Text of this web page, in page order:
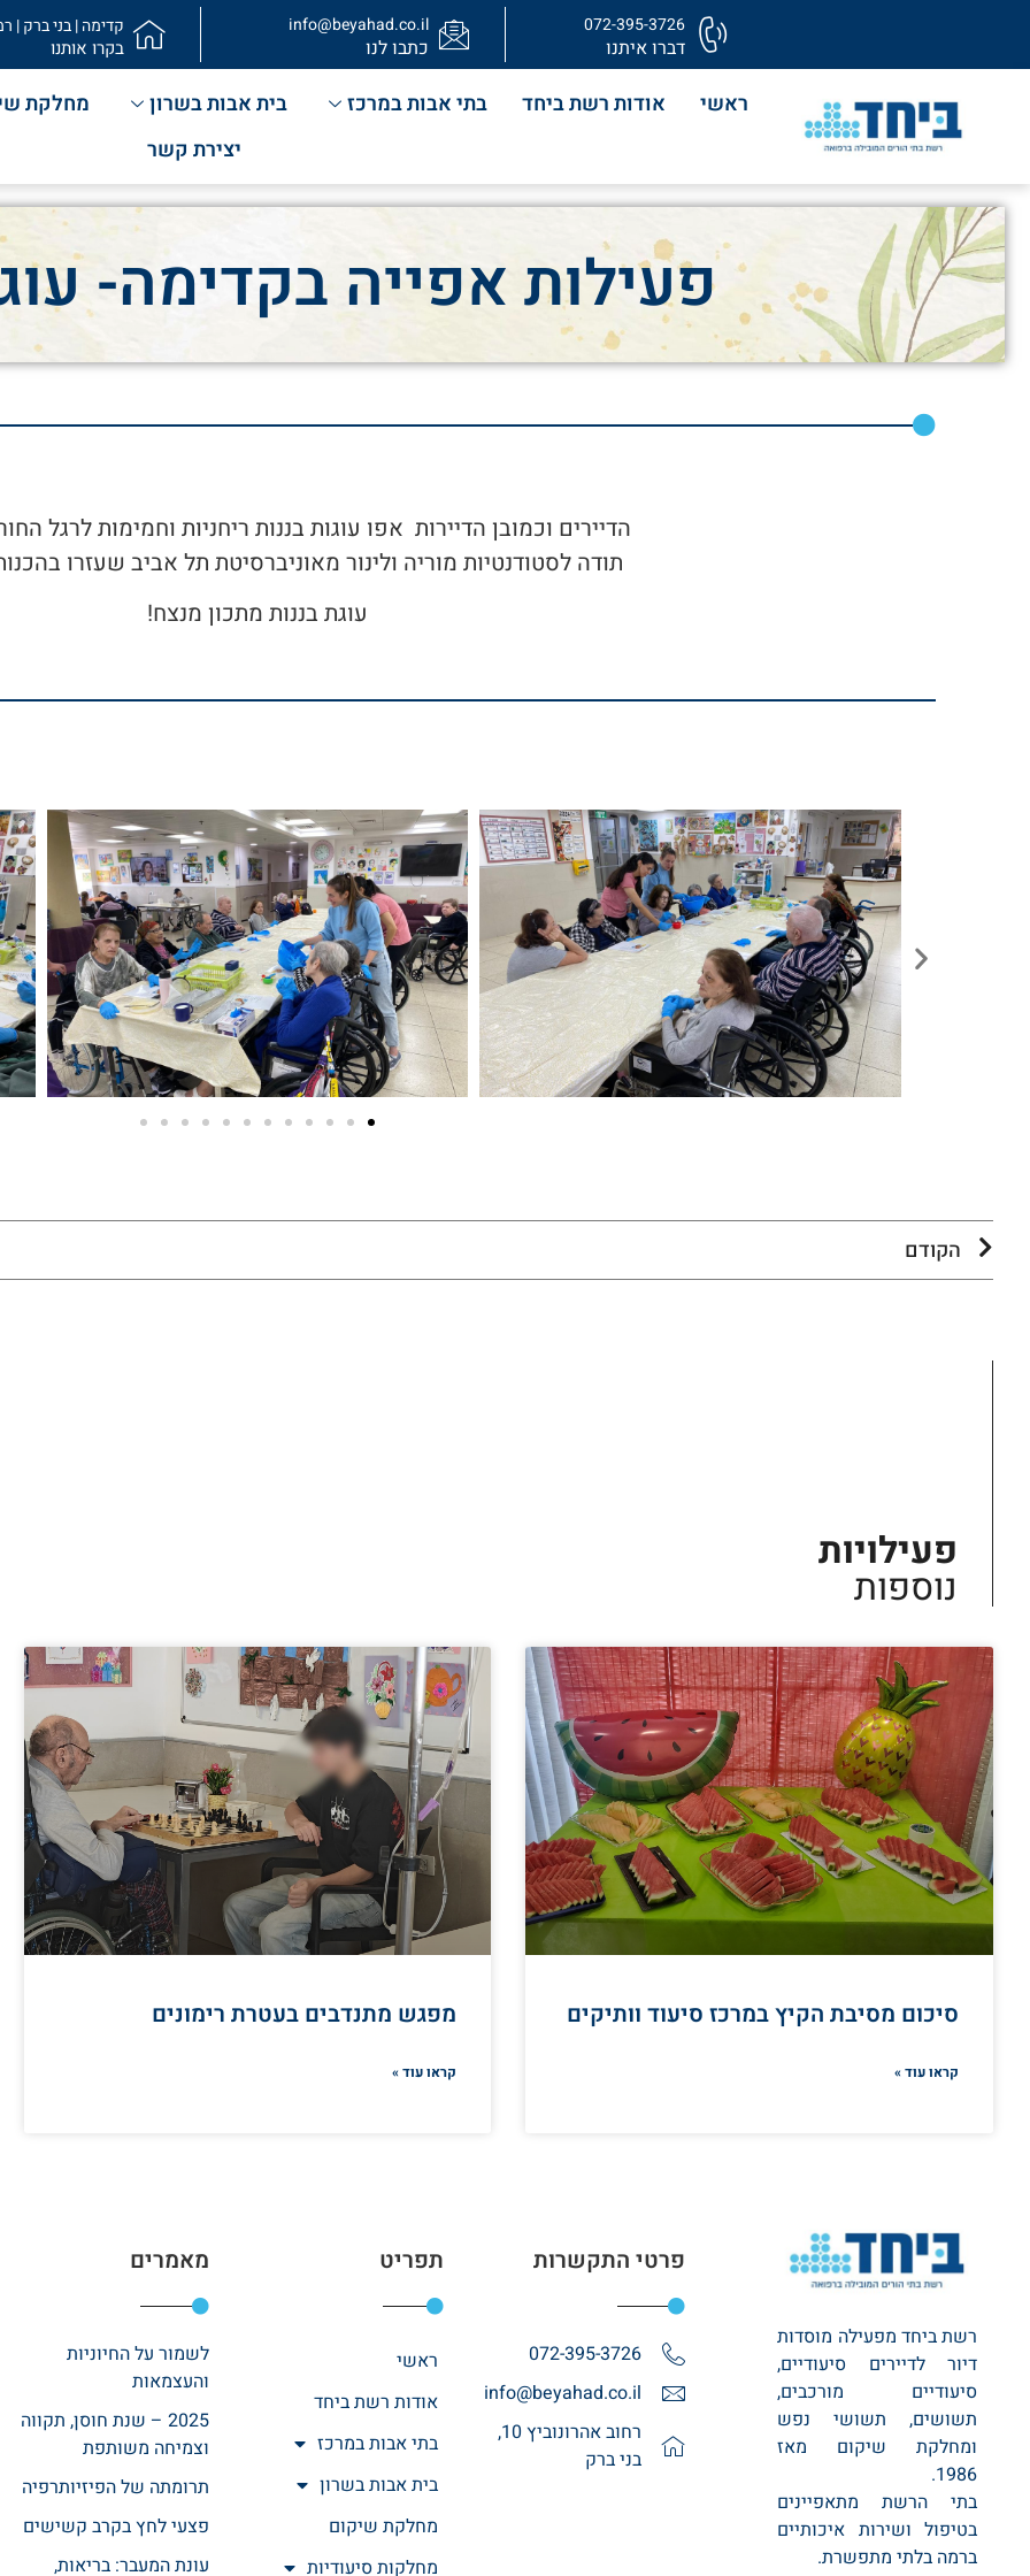
072-395-3726
דברו איתנו
info@beyahad.co.il
כתבו לנו
קדימה | בני ברק |
בקרו אותנו
ראשי אודות רשת ביחד בתי אבות במרכז בית אבות בשרון
מחלקת
יצירת קשר
פעילות אפייה בקדימה-
הדיירים וכמובן הדיירות אפו עוגות בננות ריחניות וחמימות לרגל
תודה לסטודנטיות מוריה ולינור מאוניברסיטת תל אביב שעזרו
עוגת בננות מתכון מנצח!
הקודם
פעילויות
נוספות
סיכום מסיבת הקיץ במרכז סיעוד וותיקים
קראו עוד »
מפגש מתנדבים בעטרת רימונים
קראו עוד »
רשת ביחד מפעילה מוסדות
דיור לדיירים סיעודיים,
סיעודיים מורכבים,
תשושים, תשושי נפש
ומחלקת שיקום מאז
1986.
בתי הרשת מתאפיינים
בטיפול ושירות איכותיים
ברמה בלתי מתפשרת.
פרטי התקשרות
072-395-3726
info@beyahad.co.il
רחוב אהרונוביץ 10,
בני ברק
תפריט
ראשי
אודות רשת ביחד
בתי אבות במרכז
בית אבות בשרון
מחלקת שיקום
מחלקות סיעודיות
מאמרים
לשמור על החיוניות
והעצמאות
2025 – שנת חוסן, תקווה
וצמיחה משותפת
תרומתה של הפיזיותרפיה
פצעי לחץ בקרב קשישים
עונת המעבר: בריאות,